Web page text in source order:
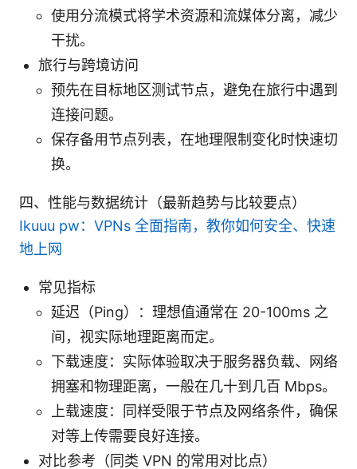
使用分流模式将学术资源和流媒体分离，减少
干扰。
旅行与跨境访问
预先在目标地区测试节点，避免在旅行中遇到
连接问题。
保存备用节点列表，在地理限制变化时快速切
换。
四、性能与数据统计（最新趋势与比较要点）
Ikuuu pw：VPNs 全面指南，教你如何安全、快速
地上网
常见指标
延迟（Ping）：理想值通常在 20-100ms 之
间，视实际地理距离而定。
下载速度：实际体验取决于服务器负载、网络
拥塞和物理距离，一般在几十到几百 Mbps。
上载速度：同样受限于节点及网络条件，确保
对等上传需要良好连接。
对比参考（同类 VPN 的常用对比点）